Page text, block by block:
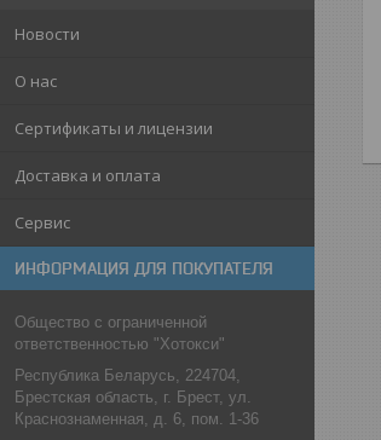
Новости
О нас
Сертификаты и лицензии
Доставка и оплата
Сервис
ИНФОРМАЦИЯ ДЛЯ ПОКУПАТЕЛЯ
Общество с ограниченной
ответственностью "Хотокси"
Республика Беларусь, 224704,
Брестская область, г. Брест, ул.
Краснознаменная, д. 6, пом. 1-36